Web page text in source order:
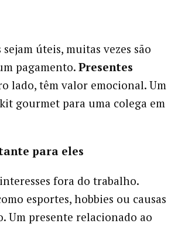
úteis, muitas vezes são
pagamento.Presentes
lado, têm valor emocional. Um
gourmet para uma colega em
para eles
fora do trabalho.
esportes, hobbies ou causas
Um presente relacionado ao